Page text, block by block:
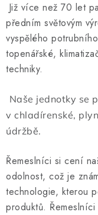
Již více než 70 let
předním světovým
vyspělého
topenářské,
techniky.
Naše jednotky se
v chladírenské,
údržbě.
Řemeslníci si cení
odolnost, což je
technologie, kterou
produktů.